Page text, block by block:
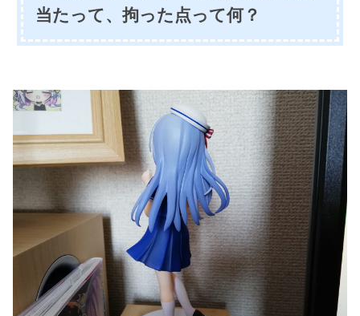
当たって、拘った点って何？